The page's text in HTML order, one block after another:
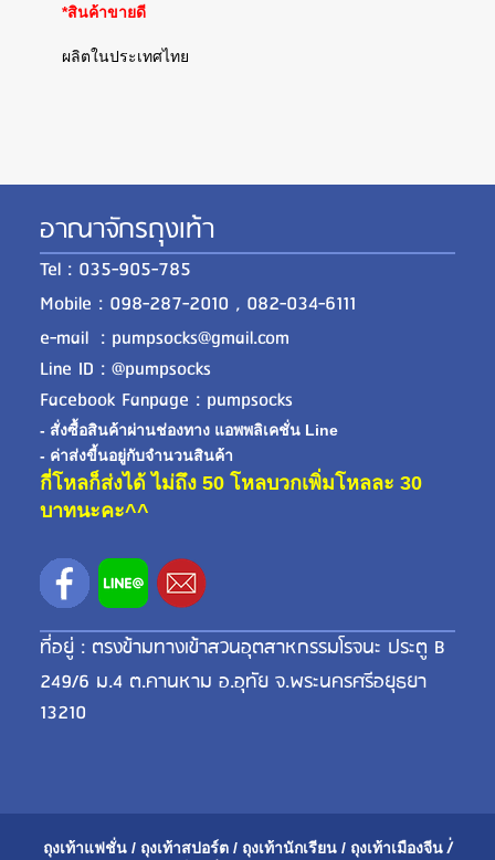
*สินค้าขายดี
ผลิตในประเทศไทย
อาณาจักรถุงเท้า
Tel : 035-905-785
Mobile : 098-287-2010 , 082-034-6111
e-mail : pumpsocks@gmail.com
Line ID : @pumpsocks
Facebook Fanpage : pumpsocks
- สั่งซื้อสินค้าผ่านช่องทาง แอพพลิเคชั่น Line
- ค่าส่งขี้นอยู่กับจำนวนสินค้า
กี่โหลก็ส่งได้ ไม่ถึง 50 โหลบวกเพิ่มโหลละ 30
บาทนะคะ^^
ที่อยู่ : ตรงข้ามทางเข้าสวนอุตสาหกรรมโรจนะ ประตู B
249/6 ม.4 ต.คานหาม อ.อุทัย จ.พระนครศรีอยุธยา
13210
ถุงเท้าแฟชั่น / ถุงเท้าสปอร์ต / ถุงเท้านักเรียน / ถุงเท้าเมืองจีน /่